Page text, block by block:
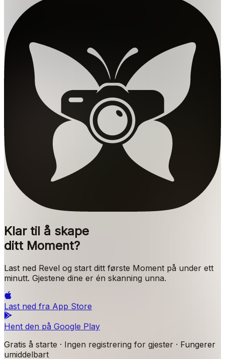
Klar til å skape
ditt Moment?
Last ned Revel og start ditt første Moment på under ett
minutt. Gjestene dine er én skanning unna.
Last ned fra App Store
Hent den på Google Play
Gratis å starte · Ingen registrering for gjester · Fungerer
umiddelbart